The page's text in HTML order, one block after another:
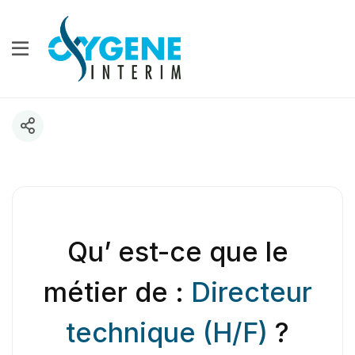
Qu’ est-ce que le
métier de : Directeur
technique (H/F) ?